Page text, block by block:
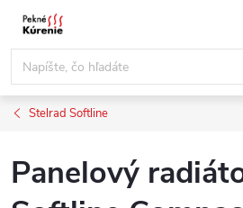
Prejsť
obsah
Stelrad Softline
Panelový